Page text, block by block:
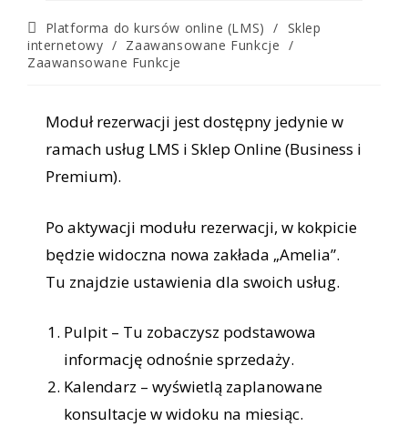
Platforma do kursów online (LMS) / Sklep
internetowy / Zaawansowane Funkcje /
Zaawansowane Funkcje
Moduł rezerwacji jest dostępny jedynie w
ramach usług LMS i Sklep Online (Business i
Premium).
Po aktywacji modułu rezerwacji, w kokpicie
będzie widoczna nowa zakłada „Amelia”.
Tu znajdzie ustawienia dla swoich usług.
Pulpit – Tu zobaczysz podstawowa
informację odnośnie sprzedaży.
Kalendarz – wyświetlą zaplanowane
konsultacje w widoku na miesiąc.